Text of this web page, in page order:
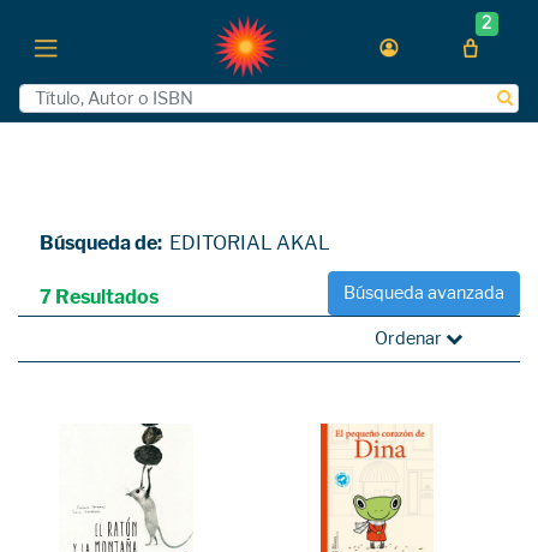
2
Búsqueda de: EDITORIAL AKAL
7 Resultados Búsqueda avanzada
Ordenar